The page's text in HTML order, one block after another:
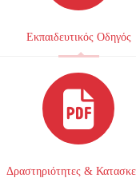
Εκπαιδευτικός Οδηγός
Δραστηριότητες &